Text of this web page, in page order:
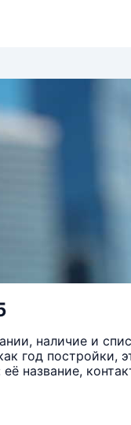
наличие и
год постройки,
название,